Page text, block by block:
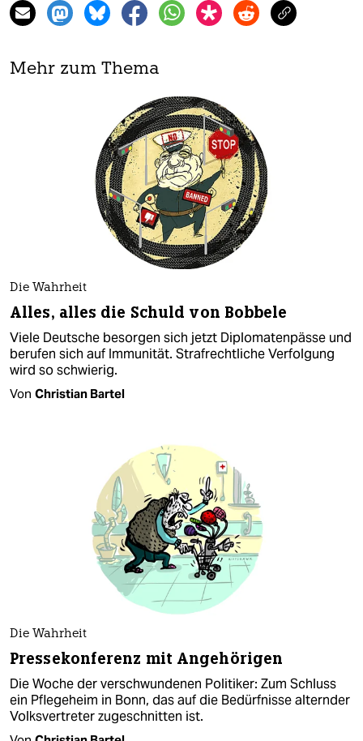
Mehr zum Thema
Die Wahrheit
Alles, alles die Schuld von Bobbele
Viele Deutsche besorgen sich jetzt Diplomatenpässe und
berufen sich auf Immunität. Strafrechtliche Verfolgung
wird so schwierig.
Von Christian Bartel
Die Wahrheit
Pressekonferenz mit Angehörigen
Die Woche der verschwundenen Politiker: Zum Schluss
ein Pflegeheim in Bonn, das auf die Bedürfnisse alternder
Volksvertreter zugeschnitten ist.